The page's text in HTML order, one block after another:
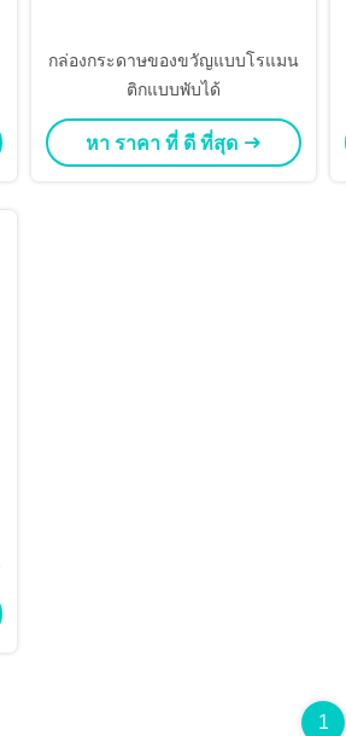
กล่องกระดาษของขวัญแบบโรแมน
ติกแบบพับได้
หา ราคา ที่ ดี ที่สุด
1